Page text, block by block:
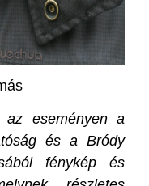
eseményen a
és a Bródy
fénykép és